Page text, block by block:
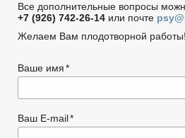
Все дополнительные вопросы
+7 (926) 742-26-14 или почте
Желаем Вам плодотворной работы!
Ваше имя
Ваш E-mail